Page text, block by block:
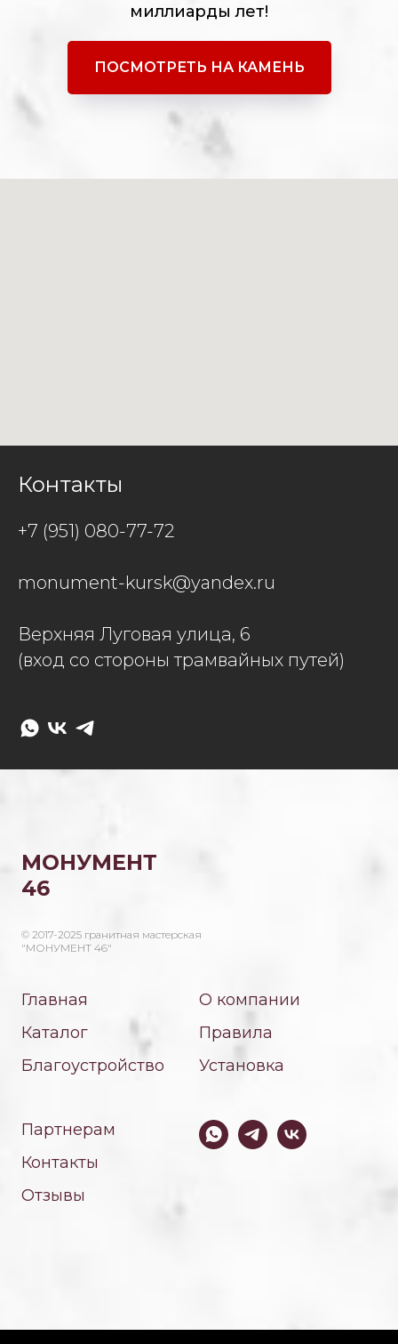
миллиарды лет!
ПОСМОТРЕТЬ НА КАМЕНЬ
Контакты
+7 (951) 080-77-72
monument-kursk@yandex.ru
Верхняя Луговая улица, 6
(вход со стороны трамвайных путей)
МОНУМЕНТ
46
© 2017-2025 гранитная мастерская
"МОНУМЕНТ 46"
Главная
Каталог
Благоустройство
О компании
Правила
Установка
Партнерам
Контакты
Отзывы